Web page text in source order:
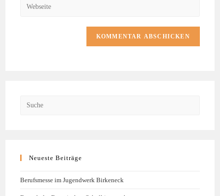
Neueste Beiträge
Berufsmesse im Jugendwerk Birkeneck